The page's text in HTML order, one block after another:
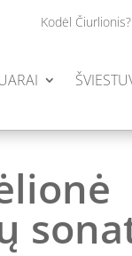
Kodėl Čiurlionis?